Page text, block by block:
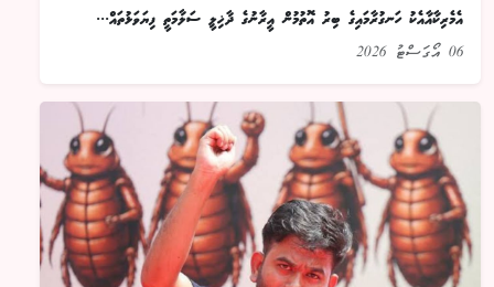
އެމެރިކާއާއެކު ހަނގުރާމައިގެ ބިރު އޮތުމުން އީރާނުގެ ދާޚިލީ ސަލާމަތީ ފިޔަވަޅުތައް...
06 އޯގަސްޓު 2026